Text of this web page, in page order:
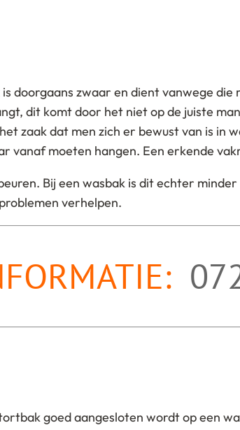
is doorgaans zwaar en dient vanwege
dit komt door het niet op de juiste
zaak dat men zich er bewust van is
vanaf moeten hangen. Een erkende
Bij een wasbak is dit echter
verhelpen.
goed aangesloten wordt op een